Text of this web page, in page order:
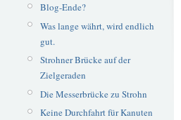
Blog-Ende?
Was lange währt, wird endlich
gut.
Strohner Brücke auf der
Zielgeraden
Die Messerbrücke zu Strohn
Keine Durchfahrt für Kanuten